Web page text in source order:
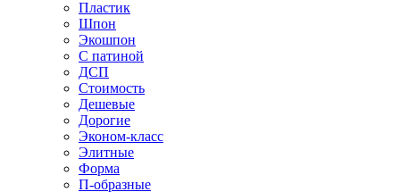
Пластик
Шпон
Экошпон
С патиной
ДСП
Стоимость
Дешевые
Дорогие
Эконом-класс
Элитные
Форма
П-образные